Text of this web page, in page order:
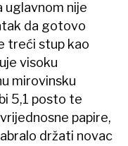
uglavnom nije
da gotovo
treći stup kao
visoku
mirovinsku
5,1 posto te
papire,
držati novac